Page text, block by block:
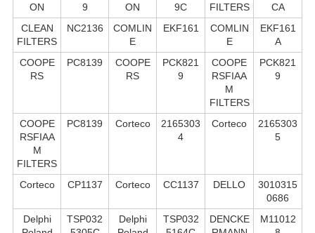
ON
9
ON
9C
FILTERS
CA
CLEAN
FILTERS
NC2136
COMLIN
E
EKF161
COMLIN
E
EKF161
A
COOPE
RS
PC8139
COOPE
RS
PCK821
9
COOPE
RSFIAA
M
FILTERS
PCK821
9
COOPE
RSFIAA
M
FILTERS
PC8139 Corteco
2165303
4
Corteco
2165303
5
Corteco CP1137 Corteco CC1137 DELLO
3010315
0686
Delphi
TSP032
Delphi
TSP032
DENCKE
M11012